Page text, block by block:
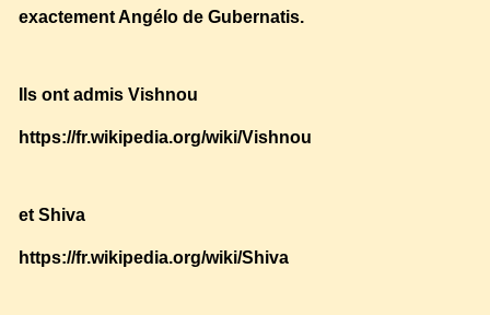
exactement Angélo de Gubernatis.
Ils ont admis Vishnou
https://fr.wikipedia.org/wiki/Vishnou
et Shiva
https://fr.wikipedia.org/wiki/Shiva